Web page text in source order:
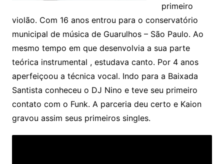
primeiro
violão. Com 16 anos entrou para o conservatório
municipal de música de Guarulhos – São Paulo. Ao
mesmo tempo em que desenvolvia a sua parte
teórica instrumental , estudava canto. Por 4 anos
aperfeiçoou a técnica vocal. Indo para a Baixada
Santista conheceu o DJ Nino e teve seu primeiro
contato com o Funk. A parceria deu certo e Kaion
gravou assim seus primeiros singles.